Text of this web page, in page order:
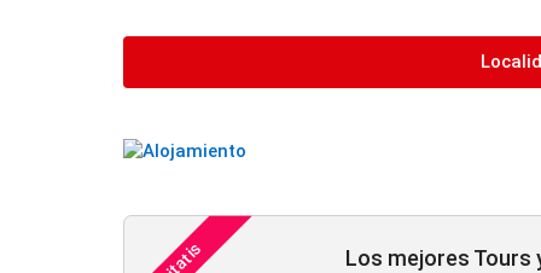
Los mejores Tours